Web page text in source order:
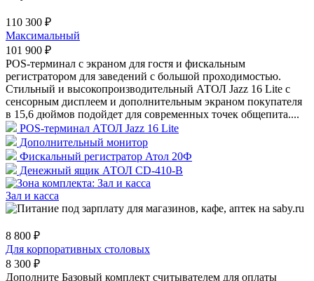
110 300 ₽
Максимальный
101 900 ₽
POS-терминал с экраном для гостя и фискальным
регистратором для заведений с большой проходимостью.
Стильный и высокопроизводительный АТОЛ Jazz 16 Lite с
сенсорным дисплеем и дополнительным экраном покупателя
в 15,6 дюймов подойдет для современных точек общепита....
POS-терминал АТОЛ Jazz 16 Lite
Дополнительный монитор
Фискальный регистратор Атол 20Ф
Денежный ящик АТОЛ CD-410-B
Зал и касса
8 800 ₽
Для корпоративных столовых
8 300 ₽
Дополните Базовый комплект считывателем для оплаты